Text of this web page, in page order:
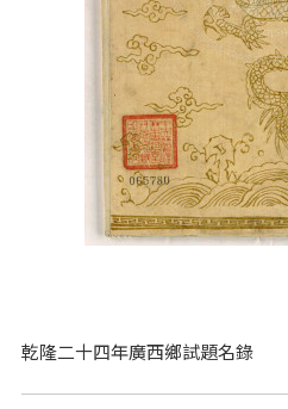
乾隆二十四年廣西鄉試題名錄